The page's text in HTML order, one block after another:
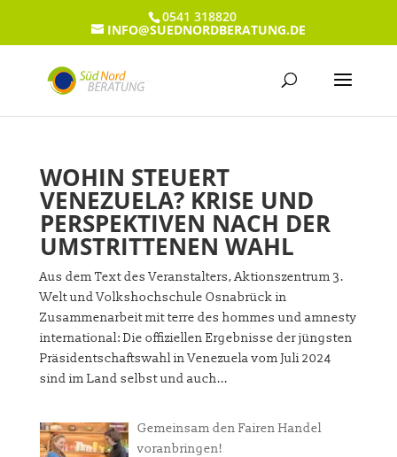
0541 318820
INFO@SUEDNORDBERATUNG.DE
WOHIN STEUERT
VENEZUELA? KRISE UND
PERSPEKTIVEN NACH DER
UMSTRITTENEN WAHL
Aus dem Text des Veranstalters, Aktionszentrum 3.
Welt und Volkshochschule Osnabrück in
Zusammenarbeit mit terre des hommes und amnesty
international: Die offiziellen Ergebnisse der jüngsten
Präsidentschaftswahl in Venezuela vom Juli 2024
sind im Land selbst und auch...
Gemeinsam den Fairen Handel
voranbringen!